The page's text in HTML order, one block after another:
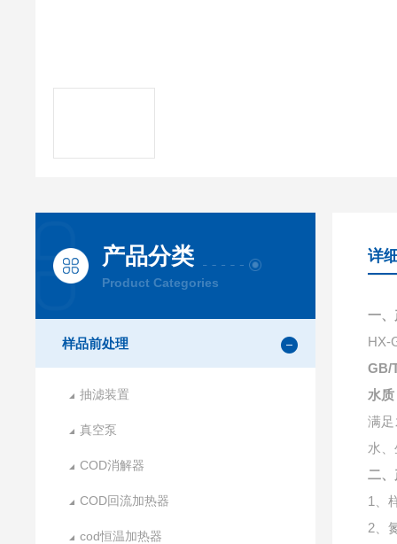
产品分类
Product Categories
样品前处理
抽滤装置
真空泵
COD消解器
COD回流加热器
cod恒温加热器
详
一
HX-
GB/
水
满
水
二
1、
2、